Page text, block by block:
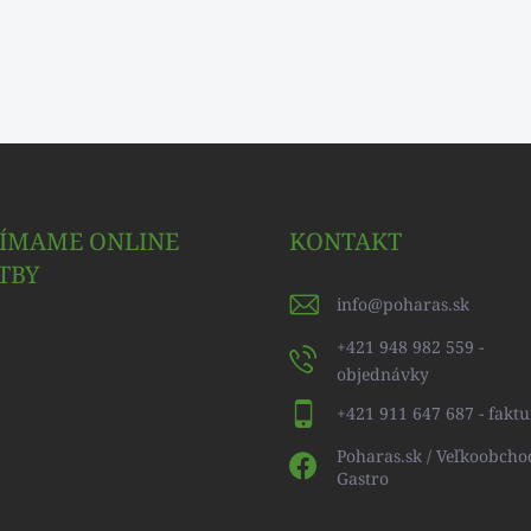
ONLINE
KONTAKT
info@poharas.sk
+421 948 982 559 -
objednávky
+421 911 647 687 -
Poharas.sk /
Gastro